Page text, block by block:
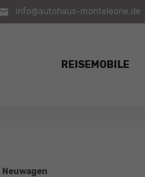
info@autohaus-monteleone.de
REISEMOBILE
Neuwagen